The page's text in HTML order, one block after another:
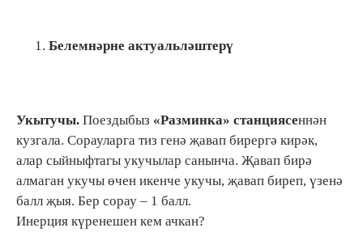
Белемнәрне актуальләштерү
Укытучы. Поездыбыз «Разминка» станциясеннән
кузгала. Сорауларга тиз генә җавап бирергә кирәк,
алар сыйныфтагы укучылар санынча. Җавап бирә
алмаган укучы өчен икенче укучы, җавап биреп, үзенә
балл җыя. Бер сорау – 1 балл.
Инерция күренешен кем ачкан?